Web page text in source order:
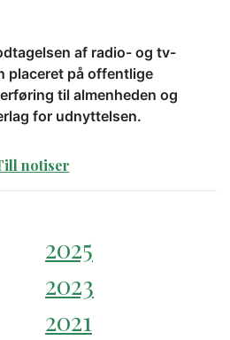
af radio- og tv-
placeret på offentlige
til almenheden og
for udnyttelsen.
notiser
2025
2023
2021